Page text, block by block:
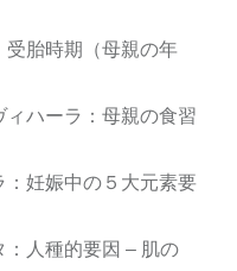
受胎時期（母親の年
ハーラ：母親の食習
：妊娠中の５大元素要
：人種的要因 – 肌の